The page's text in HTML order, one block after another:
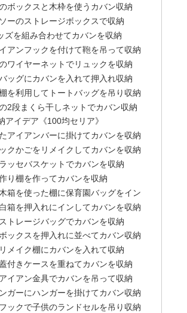
ボックスと木枠を使うカバン収納
ーのストレージボックスで収納
ズを組み合わせてカバンを収納
アンフックを付けて鞄を吊って収納
ワイヤーネットでリュックを収納
ッグにカバンを入れて押入れ収納
を利用してトートバッグを吊り収納
2段まくら干しネットでカバン収納
アイデア《100均セリア》
アイアンバーに掛けてカバンを収納
クかごをリメイクしてカバンを収納
ッセバスケットでカバンを収納
り棚を作ってカバンを収納
箱を使った棚に保育園バッグをイン
箱を押入れにインしてカバンを収納
トレージバッグでカバンを収納
ックスを押入れに並べてカバン収納
メイク棚にカバンを入れて収納
付きケースを重ねてカバンを収納
イアン金具でカバンを吊って収納
ガーにハンガーを掛けてカバン収納
ックで子供のランドセルを吊り収納